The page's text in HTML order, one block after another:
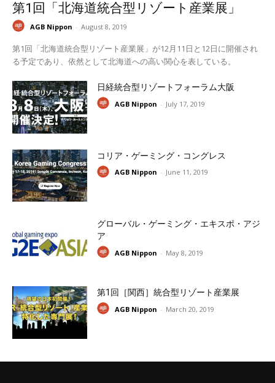
第1回「北海道統合型リゾート産業展」
AGB Nippon - August 8, 2019
第1回「北海道統合型リゾート産業展」が12月11日と12日に開催され
る予定であり、依然として北海道への高い関心を表している。
日経統合型リゾートフォーラム大阪
AGB Nippon - July 17, 2019
コリア・ゲーミング・コングレス
AGB Nippon - June 11, 2019
グローバル・ゲーミング・エキスポ・アジ
ア
AGB Nippon - May 8, 2019
第1回［関西］統合型リゾート産業展
AGB Nippon - March 20, 2019